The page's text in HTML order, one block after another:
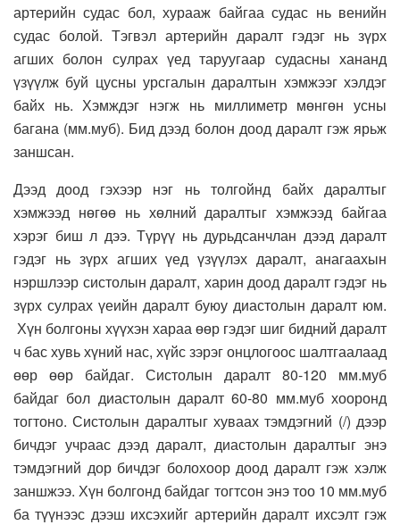
артерийн судас бол, хурааж байгаа судас нь венийн
судас болой. Тэгвэл артерийн даралт гэдэг нь зүрх
агших болон сулрах үед таруугаар судасны хананд
үзүүлж буй цусны урсгалын даралтын хэмжээг хэлдэг
байх нь. Хэмждэг нэгж нь миллиметр мөнгөн усны
багана (мм.муб). Бид дээд болон доод даралт гэж ярьж
заншсан.
Дээд доод гэхээр нэг нь толгойнд байх даралтыг
хэмжээд нөгөө нь хөлний даралтыг хэмжээд байгаа
хэрэг биш л дээ. Түрүү нь дурьдсанчлан дээд даралт
гэдэг нь зүрх агших үед үзүүлэх даралт, анагаахын
нэршлээр систолын даралт, харин доод даралт гэдэг нь
зүрх сулрах үеийн даралт буюу диастолын даралт юм.
Хүн болгоны хүүхэн хараа өөр гэдэг шиг бидний даралт
ч бас хувь хүний нас, хүйс зэрэг онцлогоос шалтгаалаад
өөр өөр байдаг. Систолын даралт 80-120 мм.муб
байдаг бол диастолын даралт 60-80 мм.муб хооронд
тогтоно. Систолын даралтыг хуваах тэмдэгний (/) дээр
бичдэг учраас дээд даралт, диастолын даралтыг энэ
тэмдэгний дор бичдэг болохоор доод даралт гэж хэлж
заншжээ. Хүн болгонд байдаг тогтсон энэ тоо 10 мм.муб
ба түүнээс дээш ихсэхийг артерийн даралт ихсэлт гэж